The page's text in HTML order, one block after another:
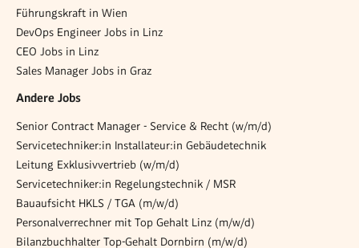
Führungskraft in Wien
DevOps Engineer Jobs in Linz
CEO Jobs in Linz
Sales Manager Jobs in Graz
Andere Jobs
Senior Contract Manager - Service & Recht (w/m/d)
Servicetechniker:in Installateur:in Gebäudetechnik
Leitung Exklusivvertrieb (w/m/d)
Servicetechniker:in Regelungstechnik / MSR
Bauaufsicht HKLS / TGA (m/w/d)
Personalverrechner mit Top Gehalt Linz (m/w/d)
Bilanzbuchhalter Top-Gehalt Dornbirn (m/w/d)